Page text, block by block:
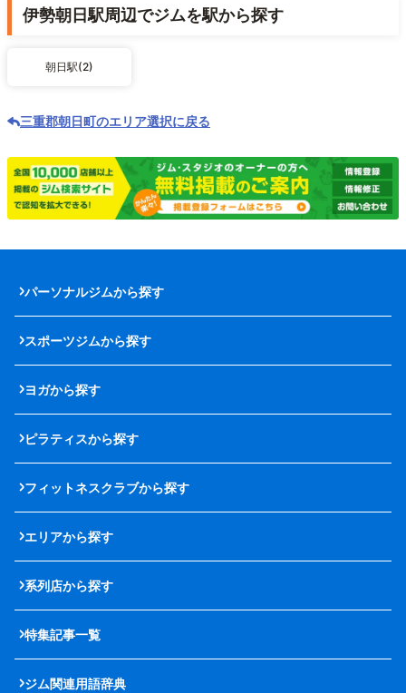
伊勢朝日駅周辺でジムを駅から探す
朝日駅(2)
三重郡朝日町のエリア選択に戻る
パーソナルジムから探す
スポーツジムから探す
ヨガから探す
ピラティスから探す
フィットネスクラブから探す
エリアから探す
系列店から探す
特集記事一覧
ジム関連用語辞典